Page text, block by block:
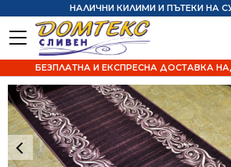
НАЛИЧНИ КИЛИМИ И ПЪТЕКИ НА
БЕЗПЛАТНА И ЕКСПРЕСНА ДОСТАВКА